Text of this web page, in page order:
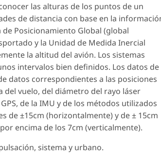
las alturas de los puntos de un
de distancia con base en la
Posicionamiento Global (global
y la Unidad de Medida Inercial
la altitud del avión. Los sistemas
intervalos bien definidos. Los datos de
datos correspondientes a las posiciones
del vuelo, del diámetro del rayo láser
de la IMU y de los métodos utilizados
de ±15cm (horizontalmente) y de ± 15cm
encima de los 7cm (verticalmente).
sistema y urbano.